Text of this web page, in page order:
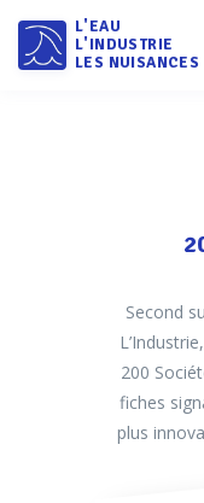
L'EAU
L'INDUSTRIE
LES NUISANCES
Second
200
fiches
plus